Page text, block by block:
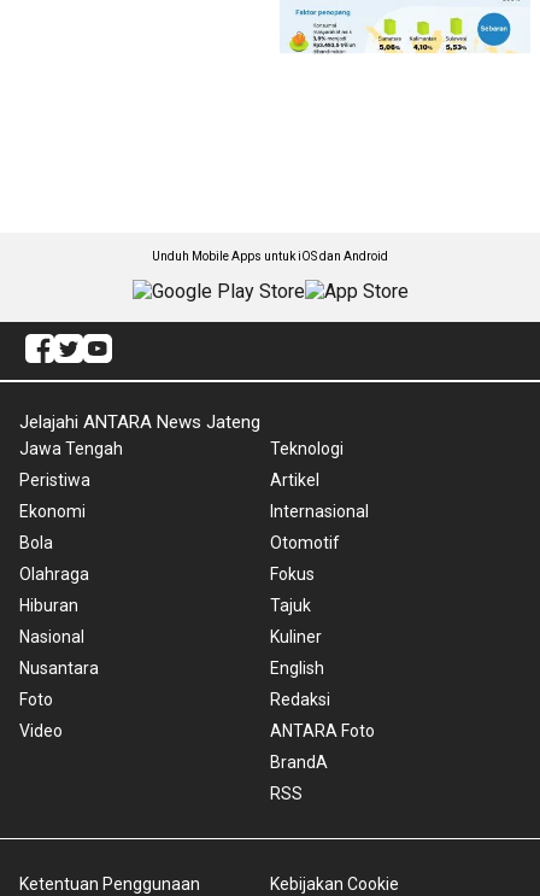
Unduh Mobile Apps untuk iOS dan Android
Jelajahi ANTARA News Jateng
Jawa Tengah
Peristiwa
Ekonomi
Bola
Olahraga
Hiburan
Nasional
Nusantara
Foto
Video
Teknologi
Artikel
Internasional
Otomotif
Fokus
Tajuk
Kuliner
English
Redaksi
ANTARA Foto
BrandA
RSS
Ketentuan Penggunaan Kebijakan Cookie